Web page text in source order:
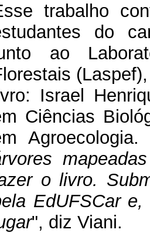
trabalho
do
ao
Israel
Ciências
Agroecologia.
o livro.
EdUFSCar
", diz Viani.